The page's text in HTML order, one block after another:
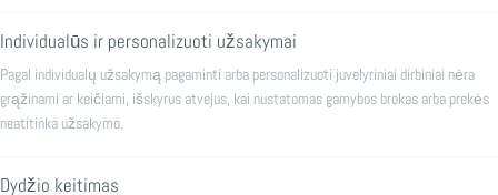
Individualūs ir personalizuoti užsakymai
Pagal individualų užsakymą pagaminti arba personalizuoti juvelyriniai dirbiniai nėra
grąžinami ar keičiami, išskyrus atvejus, kai nustatomas gamybos brokas arba prekės
neatitinka užsakymo.
Dydžio keitimas